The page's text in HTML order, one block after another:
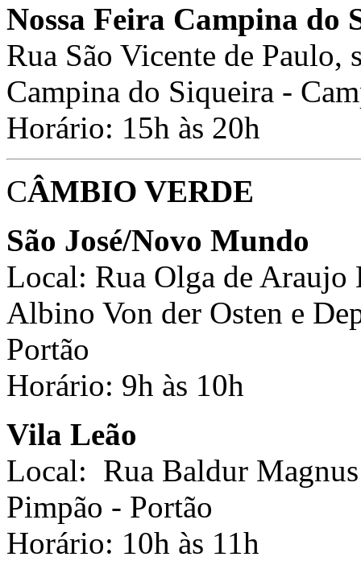
Nossa Feira Campina do
Rua São Vicente de Paulo,
Campina do Siqueira -
Horário: 15h às 20h
CÂMBIO VERDE
São José/Novo Mundo
Local: Rua Olga de Araujo
Albino Von der Osten e
Portão
Horário: 9h às 10h
Vila Leão
Local: Rua Baldur
Pimpão - Portão
Horário: 10h às 11h